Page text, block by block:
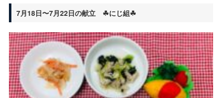
7月18日〜7月22日の献立 ☘にじ組☘